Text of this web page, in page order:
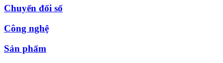
Chuyển đổi số
Công nghệ
Sản phẩm